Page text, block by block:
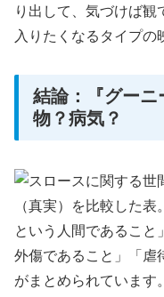
り出して、気づけば観
入りたくなるタイプの
結論：『グーニ
物？病気？